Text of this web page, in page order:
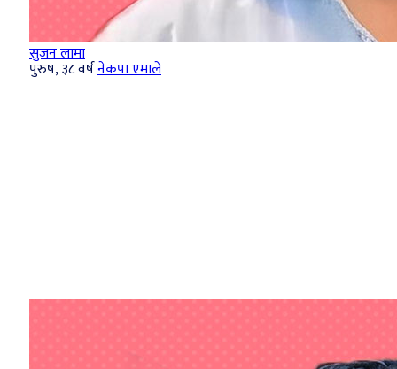
सुजन लामा
पुरुष, ३८ वर्षनेकपा एमाले